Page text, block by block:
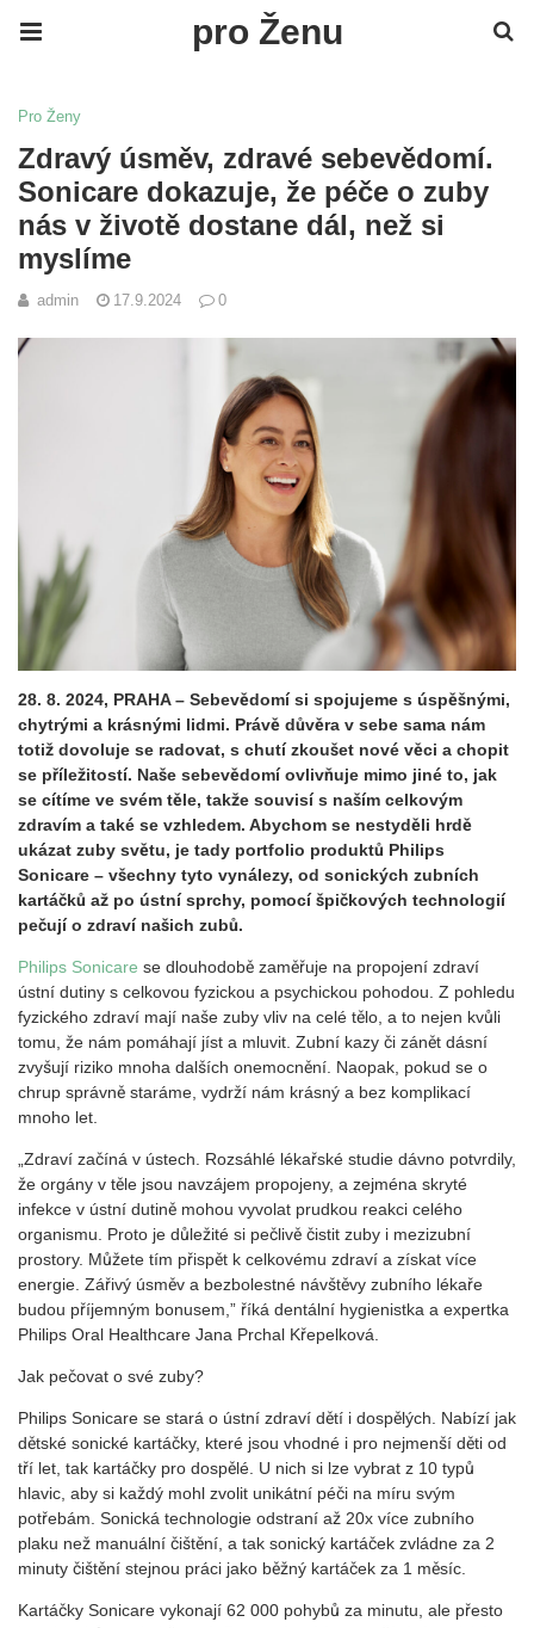
pro Ženu
Pro Ženy
Zdravý úsměv, zdravé sebevědomí.
Sonicare dokazuje, že péče o zuby
nás v životě dostane dál, než si
myslíme
admin 17.9.2024 0
28. 8. 2024, PRAHA – Sebevědomí si spojujeme s úspěšnými,
chytrými a krásnými lidmi. Právě důvěra v sebe sama nám
totiž dovoluje se radovat, s chutí zkoušet nové věci a chopit
se příležitostí. Naše sebevědomí ovlivňuje mimo jiné to, jak
se cítíme ve svém těle, takže souvisí s naším celkovým
zdravím a také se vzhledem. Abychom se nestyděli hrdě
ukázat zuby světu, je tady portfolio produktů Philips
Sonicare – všechny tyto vynálezy, od sonických zubních
kartáčků až po ústní sprchy, pomocí špičkových technologií
pečují o zdraví našich zubů.
Philips Sonicare se dlouhodobě zaměřuje na propojení zdraví
ústní dutiny s celkovou fyzickou a psychickou pohodou. Z pohledu
fyzického zdraví mají naše zuby vliv na celé tělo, a to nejen kvůli
tomu, že nám pomáhají jíst a mluvit. Zubní kazy či zánět dásní
zvyšují riziko mnoha dalších onemocnění. Naopak, pokud se o
chrup správně staráme, vydrží nám krásný a bez komplikací
mnoho let.
„Zdraví začíná v ústech. Rozsáhlé lékařské studie dávno potvrdily,
že orgány v těle jsou navzájem propojeny, a zejména skryté
infekce v ústní dutině mohou vyvolat prudkou reakci celého
organismu. Proto je důležité si pečlivě čistit zuby i mezizubní
prostory. Můžete tím přispět k celkovému zdraví a získat více
energie. Zářivý úsměv a bezbolestné návštěvy zubního lékaře
budou příjemným bonusem,” říká dentální hygienistka a expertka
Philips Oral Healthcare Jana Prchal Křepelková.
Jak pečovat o své zuby?
Philips Sonicare se stará o ústní zdraví dětí i dospělých. Nabízí jak
dětské sonické kartáčky, které jsou vhodné i pro nejmenší děti od
tří let, tak kartáčky pro dospělé. U nich si lze vybrat z 10 typů
hlavic, aby si každý mohl zvolit unikátní péči na míru svým
potřebám. Sonická technologie odstraní až 20x více zubního
plaku než manuální čištění, a tak sonický kartáček zvládne za 2
minuty čištění stejnou práci jako běžný kartáček za 1 měsíc.
Kartáčky Sonicare vykonají 62 000 pohybů za minutu, ale přesto